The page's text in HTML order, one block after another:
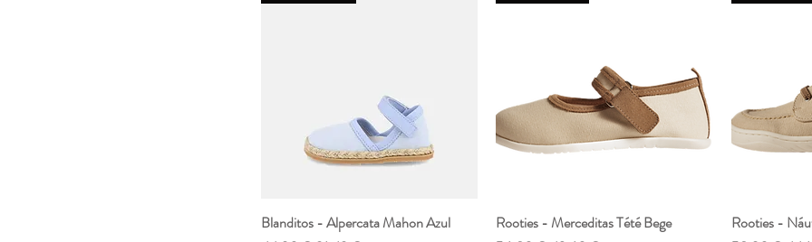
Visualização rápida
Blanditos - Alpercata Mahon Azul
Visualização rápida
Rooties - Merceditas Tété Bege
Rooties -